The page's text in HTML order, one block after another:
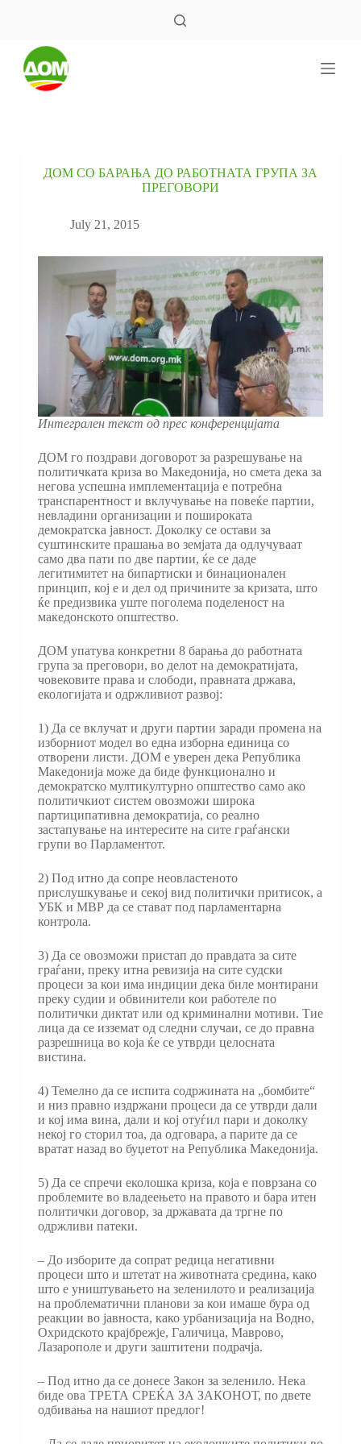
ДОМ СО БАРАЊА ДО РАБОТНАТА ГРУПА ЗА
ПРЕГОВОРИ
July 21, 2015
Интегрален текст од прес конференцијата
ДОМ го поздрави договорот за разрешување на
политичката криза во Македонија, но смета дека за
негова успешна имплементација е потребна
транспарентност и вклучување на повеќе партии,
невладини организации и пошироката
демократска јавност. Доколку се остави за
суштинските прашања во земјата да одлучуваат
само два пати по две партии, ќе се даде
легитимитет на бипартиски и бинационален
принцип, кој е и дел од причините за кризата, што
ќе предизвика уште поголема поделеност на
македонското општество.
ДОМ упатува конкретни 8 барања до работната
група за преговори, во делот на демократијата,
човековите права и слободи, правната држава,
екологијата и одржливиот развој:
1) Да се вклучат и други партии заради промена на
изборниот модел во една изборна единица со
отворени листи. ДОМ е уверен дека Република
Македонија може да биде функционално и
демократско мултикултурно општество само ако
политичкиот систем овозможи широка
партиципативна демократија, со реално
застапување на интересите на сите граѓански
групи во Парламентот.
2) Под итно да сопре неовластеното
прислушкување и секој вид политички притисок, а
УБК и МВР да се стават под парламентарна
контрола.
3) Да се овозможи пристап до правдата за сите
граѓани, преку итна ревизија на сите судски
процеси за кои има индиции дека биле монтирани
преку судии и обвинители кои работеле по
политички диктат или од криминални мотиви. Тие
лица да се изземат од следни случаи, се до правна
разрешница во која ќе се утврди целосната
вистина.
4) Темелно да се испита содржината на „бомбите“
и низ правно издржани процеси да се утврди дали
и кој има вина, дали и кој отуѓил пари и доколку
некој го сторил тоа, да одговара, а парите да се
вратат назад во буџетот на Република Македонија.
5) Да се спречи еколошка криза, која е поврзана со
проблемите во владеењето на правото и бара итен
политички договор, за државата да тргне по
одржливи патеки.
– До изборите да сопрат редица негативни
процеси што и штетат на животната средина, како
што е уништувањето на зеленилото и реализација
на проблематични планови за кои имаше бура од
реакции во јавноста, како урбанизација на Водно,
Охридското крајбрежје, Галичица, Маврово,
Лазарополе и други заштитени подрачја.
– Под итно да се донесе Закон за зеленило. Нека
биде ова ТРЕТА СРЕЌА ЗА ЗАКОНОТ, по двете
одбивања на нашиот предлог!